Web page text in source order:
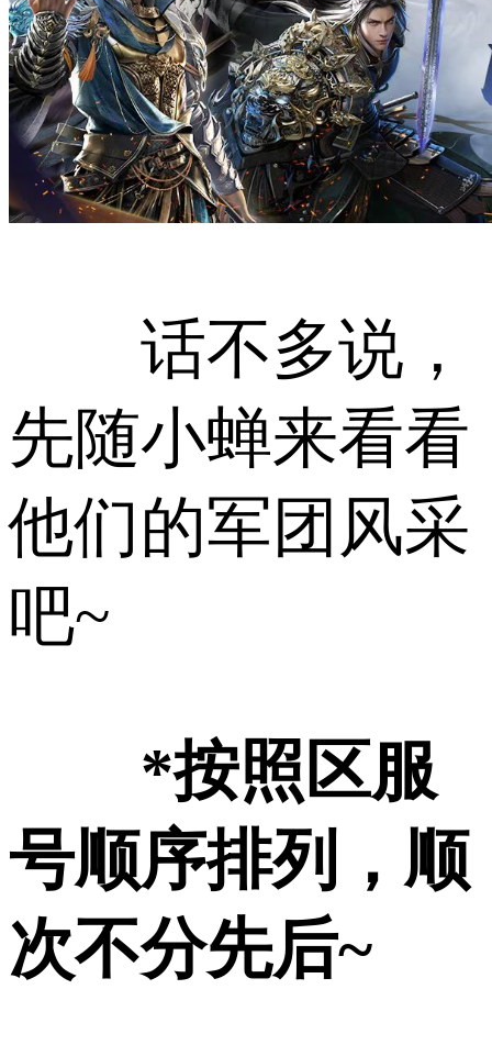
话不多说，
先随小蝉来看看
他们的军团风采
吧~
*按照区服
号顺序排列，顺
次不分先后~